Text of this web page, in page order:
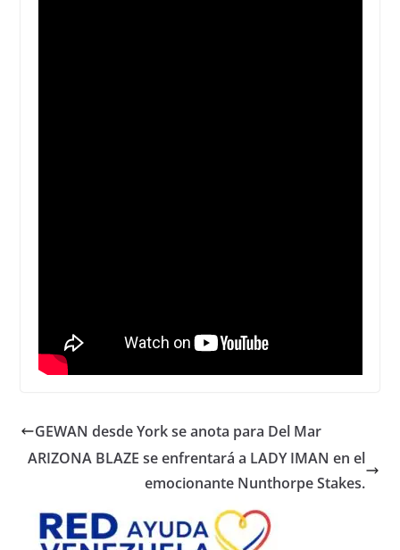
GEWAN desde York se anota para Del Mar
ARIZONA BLAZE se enfrentará a LADY IMAN en el
emocionante Nunthorpe Stakes.